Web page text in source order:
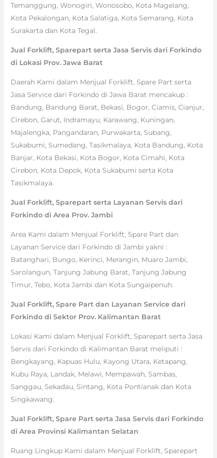
Temanggung, Wonogiri, Wonosobo, Kota Magelang,
Kota Pekalongan, Kota Salatiga, Kota Semarang, Kota
Surakarta dan Kota Tegal.
Jual Forklift, Sparepart serta Jasa Servis dari Forkindo
di Lokasi Prov. Jawa Barat
Daerah Kami dalam Menjual Forklift, Spare Part serta
Jasa Service dari Forkindo di Jawa Barat mencakup :
Bandung, Bandung Barat, Bekasi, Bogor, Ciamis, Cianjur,
Cirebon, Garut, Indramayu, Karawang, Kuningan,
Majalengka, Pangandaran, Purwakarta, Subang,
Sukabumi, Sumedang, Tasikmalaya, Kota Bandung, Kota
Banjar, Kota Bekasi, Kota Bogor, Kota Cimahi, Kota
Cirebon, Kota Depok, Kota Sukabumi serta Kota
Tasikmalaya.
Jual Forklift, Sparepart serta Layanan Servis dari
Forkindo di Area Prov. Jambi
Area Kami dalam Menjual Forklift, Spare Part dan
Layanan Service dari Forkindo di Jambi yakni :
Batanghari, Bungo, Kerinci, Merangin, Muaro Jambi,
Sarolangun, Tanjung Jabung Barat, Tanjung Jabung
Timur, Tebo, Kota Jambi dan Kota Sungaipenuh.
Jual Forklift, Spare Part dan Layanan Service dari
Forkindo di Sektor Prov. Kalimantan Barat
Lokasi Kami dalam Menjual Forklift, Sparepart serta Jasa
Servis dari Forkindo di Kalimantan Barat meliputi :
Bengkayang, Kapuas Hulu, Kayong Utara, Ketapang,
Kubu Raya, Landak, Melawi, Mempawah, Sambas,
Sanggau, Sekadau, Sintang, Kota Pontianak dan Kota
Singkawang.
Jual Forklift, Spare Part serta Jasa Servis dari Forkindo
di Area Provinsi Kalimantan Selatan
Ruang Lingkup Kami dalam Menjual Forklift, Sparepart